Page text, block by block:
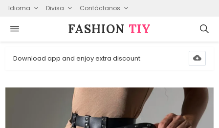
Idioma Divisa Contáctanos
FASHION⁠ TIY
Download app and enjoy extra discount